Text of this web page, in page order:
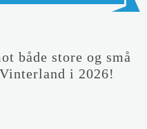
både store og små
i 2026!